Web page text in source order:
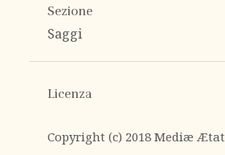
Sezione
Saggi
Licenza
Copyright (c) 2018 Mediæ